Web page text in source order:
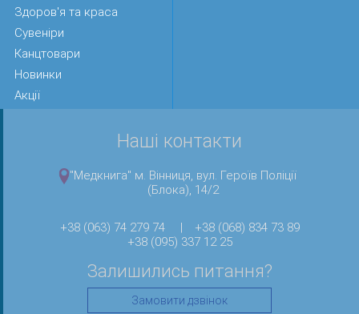
Здоров'я та краса
Сувеніри
Канцтовари
Новинки
Акції
Наші контакти
"Медкнига" м. Вінниця, вул. Героїв Поліції
(Блока), 14/2
+38 (063) 74 279 74 |
+38 (068) 834 73 89
+38 (095) 337 12 25
Залишились питання?
Замовити дзвінок